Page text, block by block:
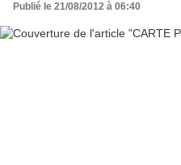
Publié le 21/08/2012 à 06:40